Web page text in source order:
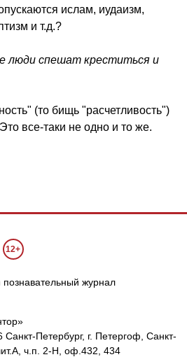
ислам, иудаизм,
и т.д.?
люди спешат креститься и
(то бищь "расчетливость")
все-таки не одно и то же.
12+
журнал
Петербург, г. Петергоф, Санкт-
ч.п. 2-Н, оф.432, 434